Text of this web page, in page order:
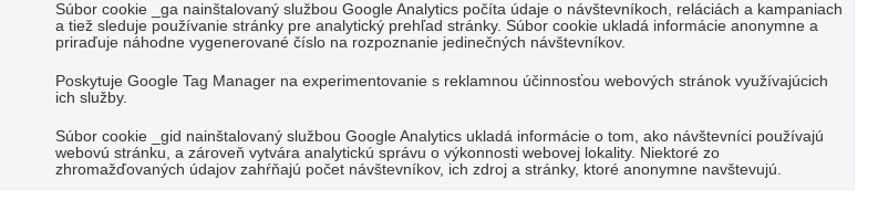
Súbor cookie _ga nainštalovaný službou Google Analytics počíta údaje o návštevníkoch, reláciách a kampaniach
a tiež sleduje používanie stránky pre analytický prehľad stránky. Súbor cookie ukladá informácie anonymne a
priraďuje náhodne vygenerované číslo na rozpoznanie jedinečných návštevníkov.
Poskytuje Google Tag Manager na experimentovanie s reklamnou účinnosťou webových stránok využívajúcich
ich služby.
Súbor cookie _gid nainštalovaný službou Google Analytics ukladá informácie o tom, ako návštevníci používajú
webovú stránku, a zároveň vytvára analytickú správu o výkonnosti webovej lokality. Niektoré zo
zhromažďovaných údajov zahŕňajú počet návštevníkov, ich zdroj a stránky, ktoré anonymne navštevujú.